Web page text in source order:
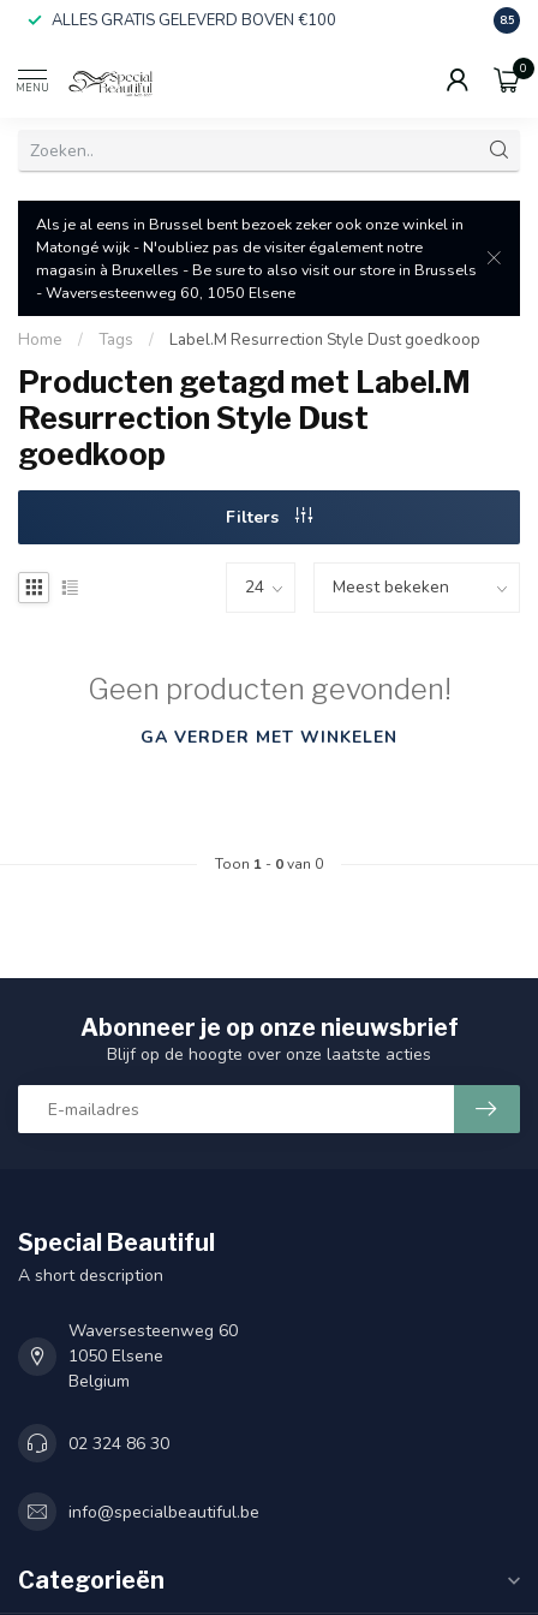
ALLES GRATIS GELEVERD BOVEN €100 8.5
MENU
0
Als je al eens in Brussel bent bezoek zeker ook onze winkel in
Matongé wijk - N'oubliez pas de visiter également notre
magasin à Bruxelles - Be sure to also visit our store in Brussels
- Waversesteenweg 60, 1050 Elsene
Home / Tags / Label.M Resurrection Style Dust goedkoop
Producten getagd met Label.M
Resurrection Style Dust
goedkoop
Filters
Geen producten gevonden!
GA VERDER MET WINKELEN
Toon 1 - 0van 0
Abonneer je op onze nieuwsbrief
Blijf op de hoogte over onze laatste acties
Special Beautiful
A short description
Waversesteenweg 60
1050 Elsene
Belgium
02 324 86 30
info@specialbeautiful.be
Categorieën